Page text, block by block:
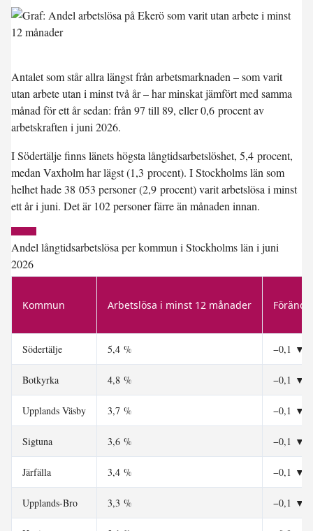
Antalet som står allra längst från arbetsmarknaden – som varit
utan arbete utan i minst två år – har minskat jämfört med samma
månad för ett år sedan: från 97 till 89, eller 0,6 procent av
arbetskraften i juni 2026.
ISödertäljefinns länets högsta långtidsarbetslöshet, 5,4 procent,
medanVaxholmhar lägst (1,3 procent). I Stockholms län som
helhet hade 38 053 personer (2,9 procent) varit arbetslösa i minst
ett år i juni. Det är 102 personer färre än månaden innan.
Andel långtidsarbetslösa per kommun i Stockholms län i juni
2026
Kommun Arbetslösa i minst 12 månader
Södertälje 5,4 % −0,1 ▼
Botkyrka 4,8 % −0,1 ▼
Upplands Väsby 3,7 % −0,1 ▼
Sigtuna 3,6 % −0,1 ▼
Järfälla 3,4 % −0,1 ▼
Upplands-Bro 3,3 % −0,1 ▼